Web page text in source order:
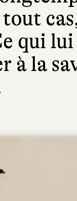
qui
à la